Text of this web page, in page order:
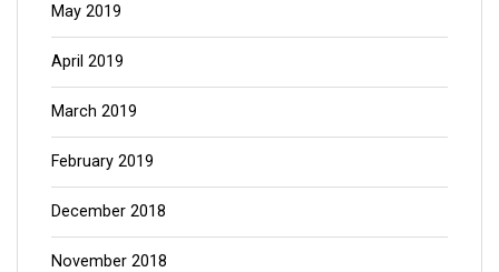
May 2019
April 2019
March 2019
February 2019
December 2018
November 2018